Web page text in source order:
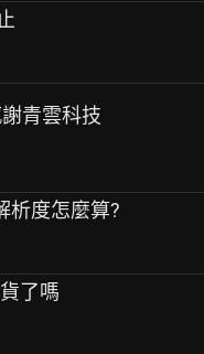
青雲科技
析度怎麼算?
了嗎